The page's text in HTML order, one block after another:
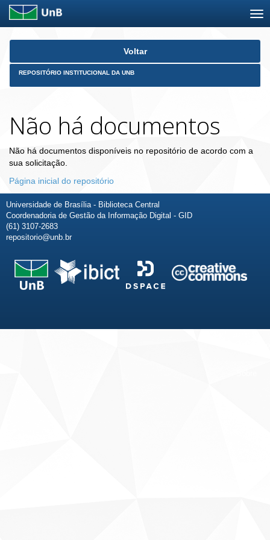
Skip
Voltar
REPOSITÓRIO INSTITUCIONAL DA UNB
Não há documentos
Não há documentos disponíveis no repositório de acordo com a
sua solicitação.
Página inicial do repositório
Universidade de Brasília - Biblioteca Central
Coordenadoria de Gestão da Informação Digital - GID
(61) 3107-2683
repositorio@unb.br